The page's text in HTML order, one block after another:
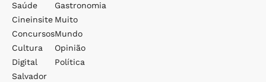
Saúde
Cineinsite
Concursos
Cultura
Digital
Salvador
Gastronomia
Muito
Mundo
Opinião
Política